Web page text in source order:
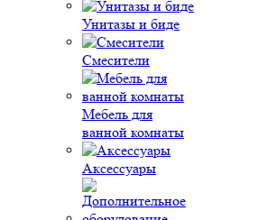
Унитазы и биде
Смесители
Мебель для
ванной комнаты
Аксессуары